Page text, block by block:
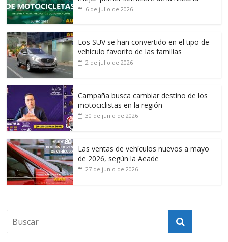
6 de julio de 2026
Los SUV se han convertido en el tipo de
vehículo favorito de las familias
2 de julio de 2026
Campaña busca cambiar destino de los
motociclistas en la región
30 de junio de 2026
Las ventas de vehículos nuevos a mayo
de 2026, según la Aeade
27 de junio de 2026